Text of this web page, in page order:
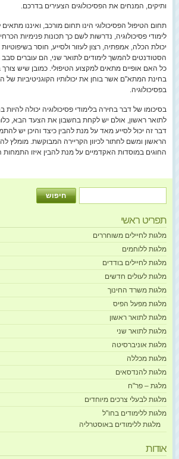
ותיקים, המנחים את הפסיכולוגים הצעירים בדרכם.
תחום הטיפול הפסיכולוגי הינו תחום מורכב, ואיננו
לימודי פסיכולוגיה, נדרשות לשם כך תכונות פנימיות
יכולת הכלה, אמפתיה, רצון לעזור ולסייע, חוסר
הסטודנטים להמשך לימודים לתואר שני, הם עוברים סבב
כל האם אופיים מתאים למקצוע הטיפולי. כמובן שיש
בחינת המתא"ם אשר בוחן את יכולותיו הקוגניטיביות של
בפסיכולוגיה.
בסיכומו של דבר בחירה בלימודי פסיכולוגיה יכולה להיות
לתואר ראשון, אולם יש לקחת בחשבון את הצעד הבא,
דבר זה יכול לסייע מאד על מנת להבין כיצד והיכן יש
הראשון ומשם לחתור לכיוון הקריירה המבוקשת. מומלץ
החוגים במוסדות האקדמיים על מנת להבין איזו
תפריט ראשי
מלגות לחיילים משוחררים
מלגות ללוחמים
מלגות לחיילים בודדים
מלגות לעולים חדשים
מלגות משרד החינוך
מלגות מפעל הפיס
מלגות לתואר ראשון
מלגות לתואר שני
מלגות אוניברסיטה
מלגות מכללה
מלגות להנדסאים
מלגת – פר"ח
מלגות לבעלי צרכים מיוחדים
מלגות ללימודים בחו"ל
מלגות ללימודים באוסטרליה
אודות